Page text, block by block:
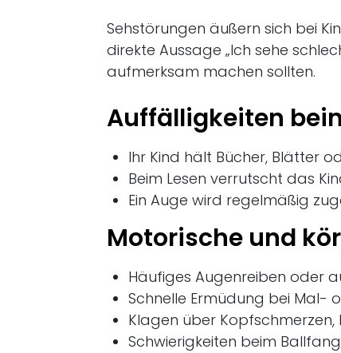
Sehstörungen äußern sich bei
direkte Aussage „Ich sehe
aufmerksam machen sollten.
Auffälligkeiten
Ihr Kind hält Bücher, Blätter
Beim Lesen verrutscht das
Ein Auge wird regelmäßig
Motorische und
Häufiges Augenreiben oder
Schnelle Ermüdung bei Mal-
Klagen über
Schwierigkeiten beim